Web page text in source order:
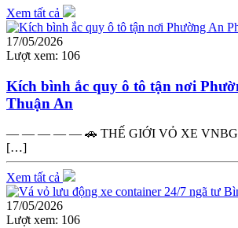
Xem tất cả
17/05/2026
Lượt xem: 106
Kích bình ắc quy ô tô tận nơi
Thuận An
— — — — — 🚗 THẾ GIỚI VỎ XE VNBG
[…]
Xem tất cả
17/05/2026
Lượt xem: 106